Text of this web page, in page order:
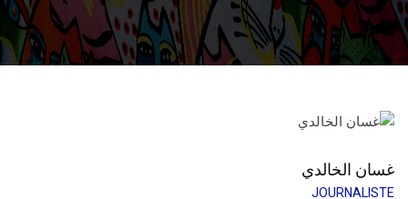
غسان الخالدي
JOURNALISTE